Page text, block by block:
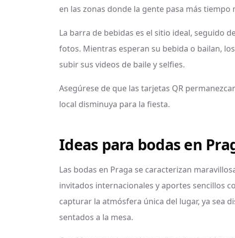
en las zonas donde la gente pasa más tiempo
La barra de bebidas es el sitio ideal, seguido
fotos. Mientras esperan su bebida o bailan,
subir sus videos de baile y selfies.
Asegúrese de que las tarjetas QR
local disminuya para la fiesta.
Ideas para bodas en
Las bodas en Praga se caracterizan
invitados internacionales y aportes sencillos
capturar la atmósfera única del lugar, ya sea
sentados a la mesa.